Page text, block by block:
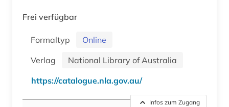
Frei verfügbar
Formaltyp
Online
Verlag
National Library of Australia
https://catalogue.nla.gov.au/
Infos zum Zugang